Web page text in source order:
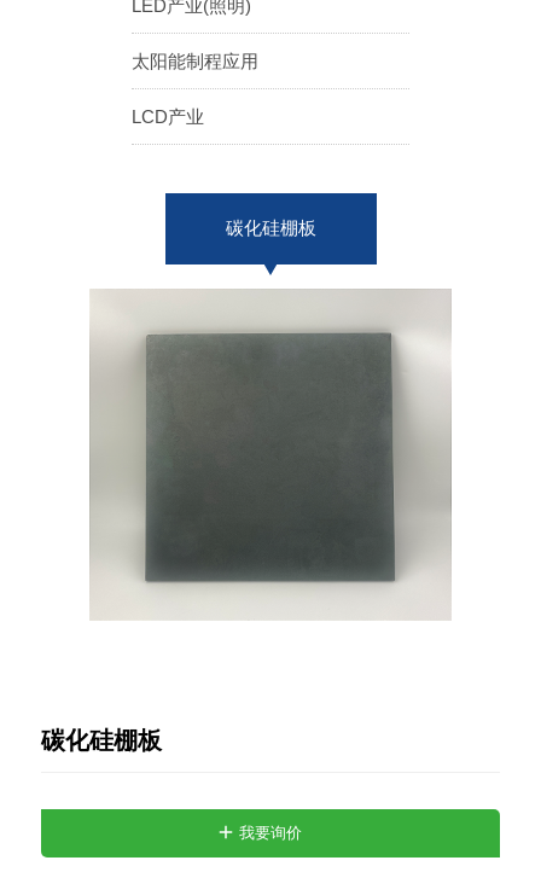
LED产业(照明)
太阳能制程应用
LCD产业
碳化硅棚板
碳化硅棚板
我要询价